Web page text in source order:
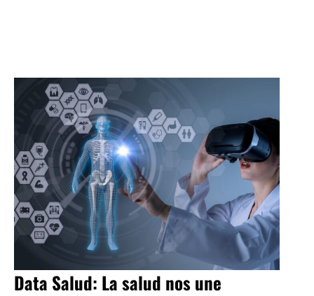
Data Salud: La salud nos une